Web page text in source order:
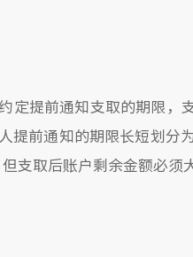
定提前通知支取的期限，
提前通知的期限长短划分
支取后账户剩余金额必须